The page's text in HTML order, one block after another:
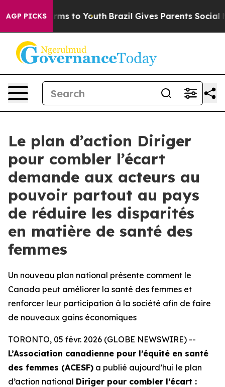
AGP PICKSHarms to Youth Brazil Gives Parents Social
Le plan d’action Diriger
pour combler l’écart
demande aux acteurs au
pouvoir partout au pays
de réduire les disparités
en matière de santé des
femmes
Un nouveau plan national présente comment le
Canada peut améliorer la santé des femmes et
renforcer leur participation à la société afin de faire
de nouveaux gains économiques
TORONTO, 05 févr. 2026 (GLOBE NEWSWIRE) --
L’Association canadienne pour l’équité en santé
des femmes (ACESF) a publié aujourd’hui le plan
d’action national Diriger pour combler l’écart :